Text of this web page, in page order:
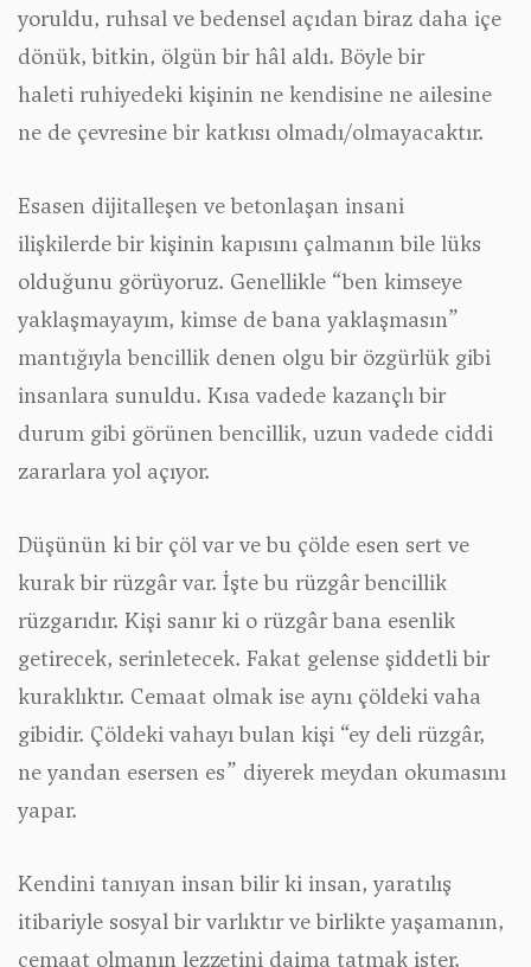
yoruldu, ruhsal ve bedensel açıdan biraz daha içe
dönük, bitkin, ölgün bir hâl aldı. Böyle bir
haleti ruhiyedeki kişinin ne kendisine ne ailesine
ne de çevresine bir katkısı olmadı/olmayacaktır.
Esasen dijitalleşen ve betonlaşan insani
ilişkilerde bir kişinin kapısını çalmanın bile lüks
olduğunu görüyoruz. Genellikle “ben kimseye
yaklaşmayayım, kimse de bana yaklaşmasın”
mantığıyla bencillik denen olgu bir özgürlük gibi
insanlara sunuldu. Kısa vadede kazançlı bir
durum gibi görünen bencillik, uzun vadede ciddi
zararlara yol açıyor.
Düşünün ki bir çöl var ve bu çölde esen sert ve
kurak bir rüzgâr var. İşte bu rüzgâr bencillik
rüzgarıdır. Kişi sanır ki o rüzgâr bana esenlik
getirecek, serinletecek. Fakat gelense şiddetli bir
kuraklıktır. Cemaat olmak ise aynı çöldeki vaha
gibidir. Çöldeki vahayı bulan kişi “ey deli rüzgâr,
ne yandan esersen es” diyerek meydan okumasını
yapar.
Kendini tanıyan insan bilir ki insan, yaratılış
itibariyle sosyal bir varlıktır ve birlikte yaşamanın,
cemaat olmanın lezzetini daima tatmak ister.